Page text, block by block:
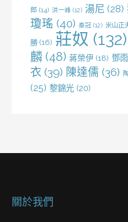
郎 (14) 洪一峰 (12) 湯尼 (28)
瓊瑤 (40) 秦冠 (12) 米山正
勝 (16) 莊奴 (132)
麟 (48) 蔣榮伊 (18) 鄧
衣 (39) 陳達儒 (36)
(25) 黎錦光 (20)
關於我們